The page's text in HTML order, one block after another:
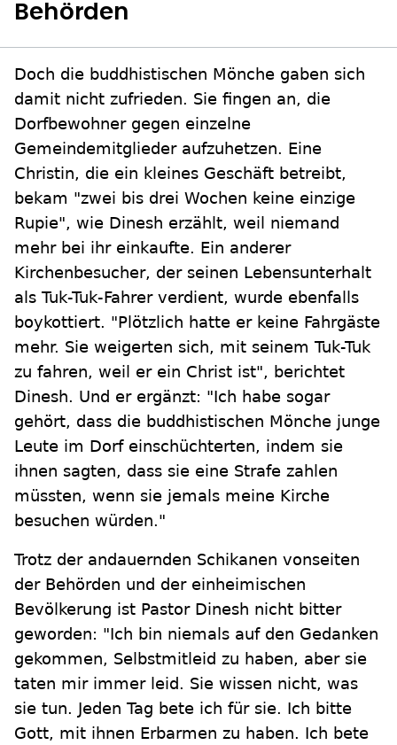
Behörden
Doch die buddhistischen Mönche gaben sich
damit nicht zufrieden. Sie fingen an, die
Dorfbewohner gegen einzelne
Gemeindemitglieder aufzuhetzen. Eine
Christin, die ein kleines Geschäft betreibt,
bekam "zwei bis drei Wochen keine einzige
Rupie", wie Dinesh erzählt, weil niemand
mehr bei ihr einkaufte. Ein anderer
Kirchenbesucher, der seinen Lebensunterhalt
als Tuk-Tuk-Fahrer verdient, wurde ebenfalls
boykottiert. "Plötzlich hatte er keine Fahrgäste
mehr. Sie weigerten sich, mit seinem Tuk-Tuk
zu fahren, weil er ein Christ ist", berichtet
Dinesh. Und er ergänzt: "Ich habe sogar
gehört, dass die buddhistischen Mönche junge
Leute im Dorf einschüchterten, indem sie
ihnen sagten, dass sie eine Strafe zahlen
müssten, wenn sie jemals meine Kirche
besuchen würden."
Trotz der andauernden Schikanen vonseiten
der Behörden und der einheimischen
Bevölkerung ist Pastor Dinesh nicht bitter
geworden: "Ich bin niemals auf den Gedanken
gekommen, Selbstmitleid zu haben, aber sie
taten mir immer leid. Sie wissen nicht, was
sie tun. Jeden Tag bete ich für sie. Ich bitte
Gott, mit ihnen Erbarmen zu haben. Ich bete